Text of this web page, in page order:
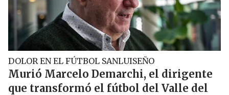
DOLOR EN EL FÚTBOL SANLUISEÑO
Murió Marcelo Demarchi, el dirigente
que transformó el fútbol del Valle del